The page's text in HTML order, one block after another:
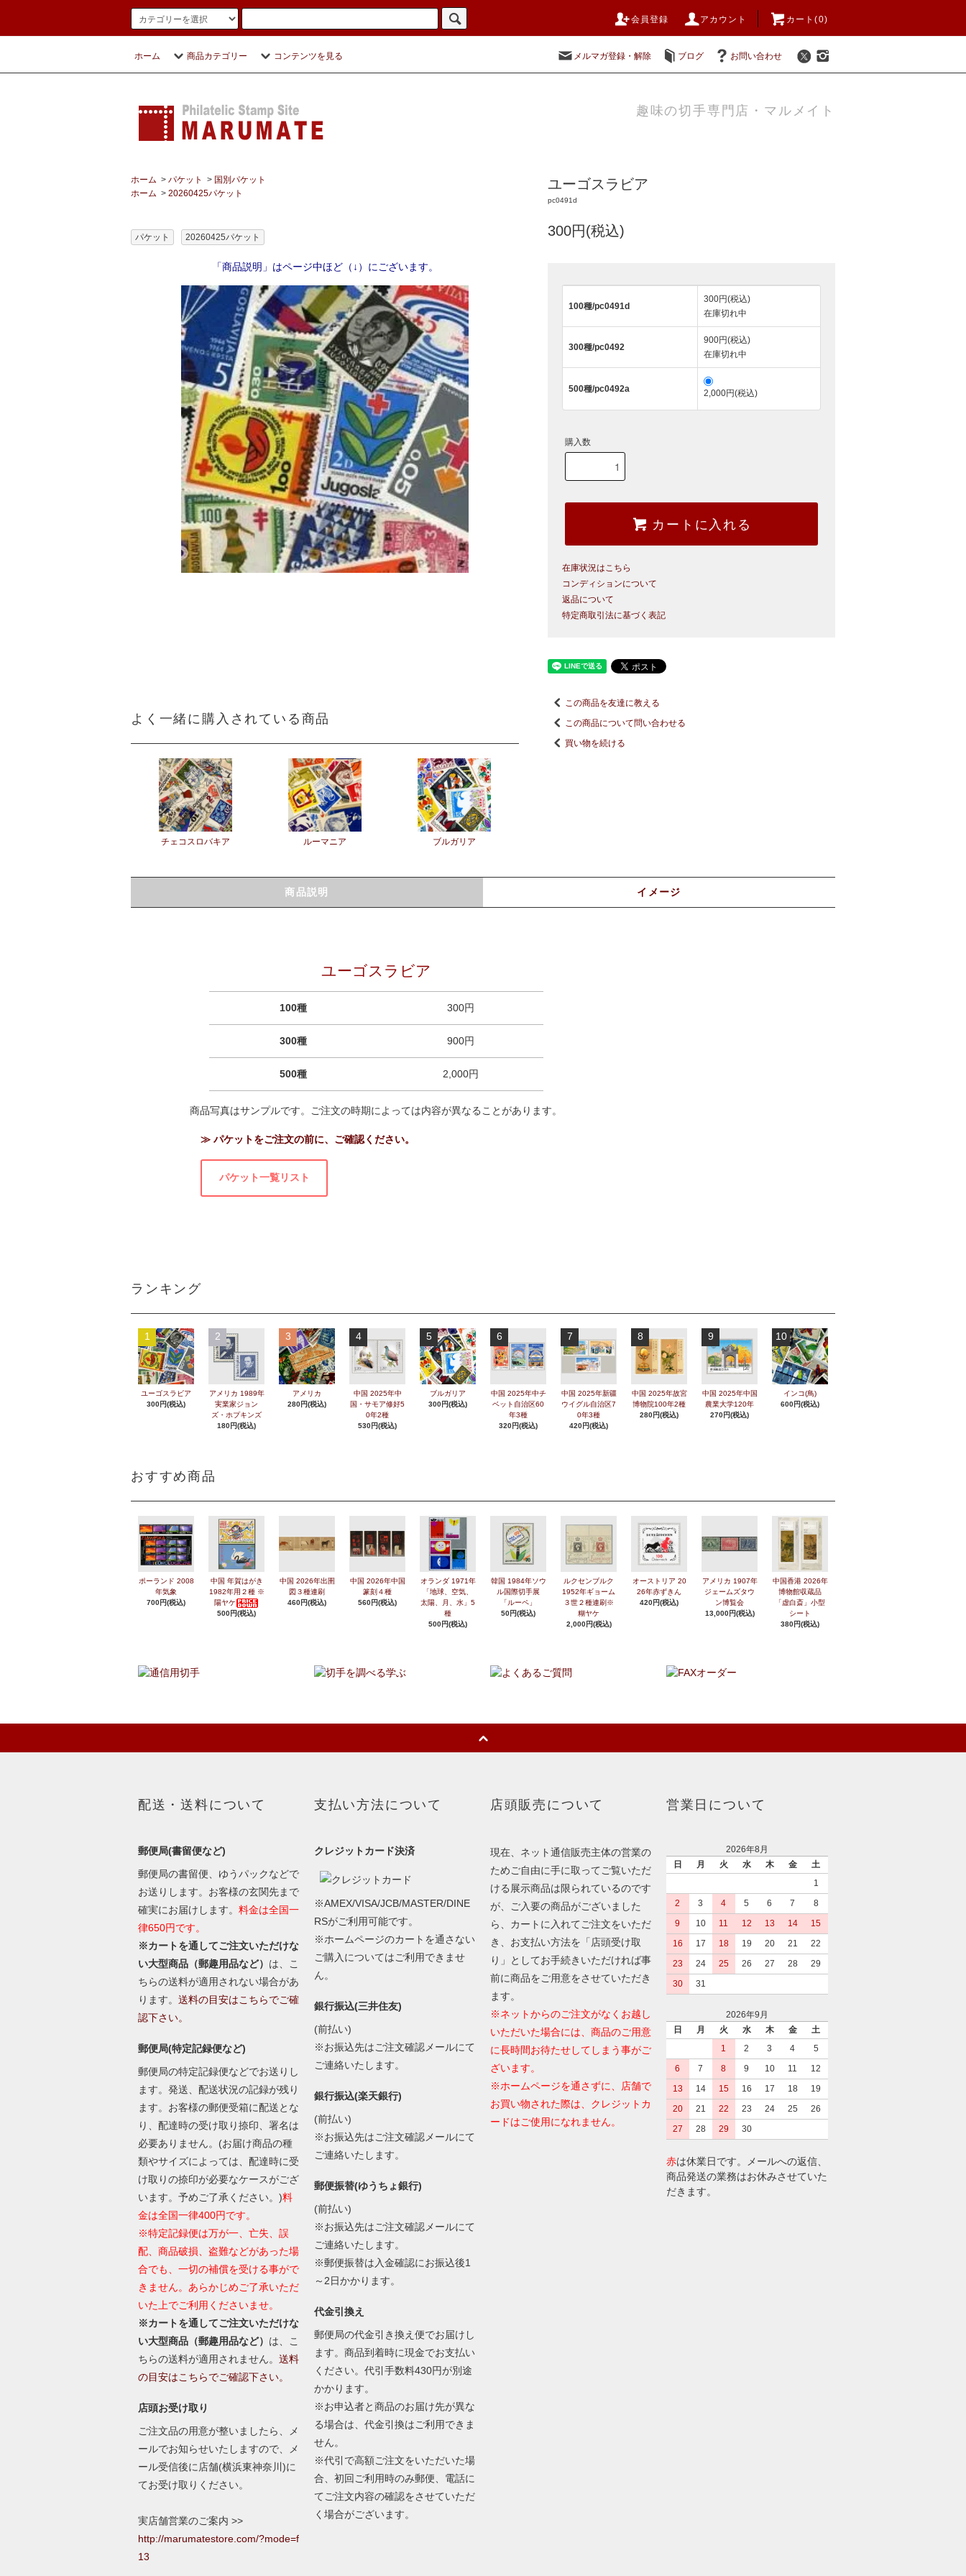
会員登録 アカウント カート(0)
ホーム 商品カテゴリー コンテンツを見る メルマガ登録・解除 ブログ お問い合わせ
趣味の切手専門店・マルメイト
ホーム > パケット > 国別パケット
ホーム > 20260425パケット
パケット 20260425パケット
「商品説明」はページ中ほど（↓）にございます。
よく一緒に購入されている商品
チェコスロバキア ルーマニア ブルガリア
ユーゴスラビア
pc0491d
300円(税込)
100種/pc0491d
300円(税込)
在庫切れ中
300種/pc0492
900円(税込)
在庫切れ中
500種/pc0492a 2,000円(税込)
購入数
カートに入れる
在庫状況はこちら
コンディションについて
返品について
特定商取引法に基づく表記
この商品を友達に教える
この商品について問い合わせる
買い物を続ける
商品説明 イメージ
ユーゴスラビア
100種 300円
300種 900円
500種 2,000円
商品写真はサンプルです。ご注文の時期によっては内容が異なることがあります。
≫ パケットをご注文の前に、ご確認ください。
パケット一覧リスト
ランキング
1
ユーゴスラビア
300円(税込)
2
アメリカ 1989年
実業家ジョン
ズ・ホプキンズ
180円(税込)
3
アメリカ
280円(税込)
4
中国 2025年中
国・サモア修好5
0年2種
530円(税込)
5
ブルガリア
300円(税込)
6
中国 2025年中チ
ベット自治区60
年3種
320円(税込)
7
中国 2025年新疆
ウイグル自治区7
0年3種
420円(税込)
8
中国 2025年故宮
博物院100年2種
280円(税込)
9
中国 2025年中国
農業大学120年
270円(税込)
10
インコ(鳥)
600円(税込)
おすすめ商品
ポーランド 2008
年気象
700円(税込)
中国 年賀はがき
1982年用２種 ※
陽ヤケ
500円(税込)
中国 2026年出圉
図３種連刷
460円(税込)
中国 2026年中国
篆刻４種
560円(税込)
オランダ 1971年
「地球、空気、
太陽、月、水」5
種
500円(税込)
韓国 1984年ソウ
ル国際切手展
「ルーペ」
50円(税込)
ルクセンブルク
1952年ギョーム
３世２種連刷※
糊ヤケ
2,000円(税込)
オーストリア 20
26年赤ずきん
420円(税込)
アメリカ 1907年
ジェームズタウ
ン博覧会
13,000円(税込)
中国香港 2026年
博物館収蔵品
「虚白斎」小型
シート
380円(税込)
配送・送料について
郵便局(書留便など)
郵便局の書留便、ゆうパックなどで
お送りします。お客様の玄関先まで
確実にお届けします。 料金は全国一
律650円です。
※カートを通してご注文いただけな
い大型商品（郵趣用品など） は、こ
ちらの送料が適用されない場合があ
ります。 送料の目安はこちらでご確
認下さい。
郵便局(特定記録便など)
郵便局の特定記録便などでお送りし
ます。発送、配送状況の記録が残り
ます。お客様の郵便受箱に配送とな
り、配達時の受け取り捺印、署名は
必要ありません。(お届け商品の種
類やサイズによっては、配達時に受
け取りの捺印が必要なケースがござ
います。予めご了承ください。)料
金は全国一律400円です。
※特定記録便は万が一、亡失、誤
配、商品破損、盗難などがあった場
合でも、一切の補償を受ける事がで
きません。あらかじめご了承いただ
いた上でご利用くださいませ。
※カートを通してご注文いただけな
い大型商品（郵趣用品など） は、こ
ちらの送料が適用されません。 送料
の目安はこちらでご確認下さい。
店頭お受け取り
ご注文品の用意が整いましたら、メ
ールでお知らせいたしますので、メ
ール受信後に店舗(横浜東神奈川)に
てお受け取りください。
実店舗営業のご案内 >>
http://marumatestore.com/?mode=f
13
支払い方法について
クレジットカード決済
※AMEX/VISA/JCB/MASTER/DINE
RSがご利用可能です。
※ホームページのカートを通さない
ご購入についてはご利用できませ
ん。
銀行振込(三井住友)
(前払い)
※お振込先はご注文確認メールにて
ご連絡いたします。
銀行振込(楽天銀行)
(前払い)
※お振込先はご注文確認メールにて
ご連絡いたします。
郵便振替(ゆうちょ銀行)
(前払い)
※お振込先はご注文確認メールにて
ご連絡いたします。
※郵便振替は入金確認にお振込後1
～2日かかります。
代金引換え
郵便局の代金引き換え便でお届けし
ます。商品到着時に現金でお支払い
ください。代引手数料430円が別途
かかります。
※お申込者と商品のお届け先が異な
る場合は、代金引換はご利用できま
せん。
※代引で高額ご注文をいただいた場
合、初回ご利用時のみ郵便、電話に
てご注文内容の確認をさせていただ
く場合がございます。
店頭販売について
現在、ネット通信販売主体の営業の
ためご自由に手に取ってご覧いただ
ける展示商品は限られているのです
が、ご入要の商品がございました
ら、カートに入れてご注文をいただ
き、お支払い方法を「店頭受け取
り」としてお手続きいただければ事
前に商品をご用意をさせていただき
ます。
※ネットからのご注文がなくお越し
いただいた場合には、商品のご用意
に長時間お待たせしてしまう事がご
ざいます。
※ホームページを通さずに、店舗で
お買い物された際は、クレジットカ
ードはご使用になれません。
営業日について
2026年8月
日
月 火 水 木 金
土
1
2
3 4 5 6 7
8
9
10 11 12 13 14
15
16
17 18 19 20 21
22
23
24 25 26 27 28
29
30
31
2026年9月
日
月 火 水 木 金
土
1
2 3 4
5
6
7 8 9 10 11
12
13
14 15 16 17 18
19
20
21 22 23 24 25
26
27
28 29 30
赤は休業日です。メールへの返信、
商品発送の業務はお休みさせていた
だきます。